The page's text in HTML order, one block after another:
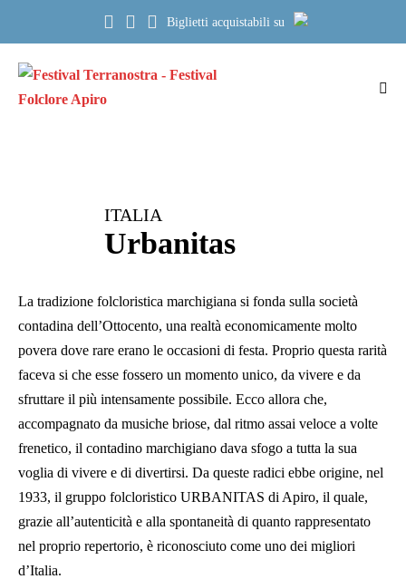
contenuto
Biglietti acquistabili su
ITALIA
Urbanitas
La tradizione folcloristica marchigiana si fonda sulla società
contadina dell’Ottocento, una realtà economicamente molto
povera dove rare erano le occasioni di festa. Proprio questa rarità
faceva si che esse fossero un momento unico, da vivere e da
sfruttare il più intensamente possibile. Ecco allora che,
accompagnato da musiche briose, dal ritmo assai veloce a volte
frenetico, il contadino marchigiano dava sfogo a tutta la sua
voglia di vivere e di divertirsi. Da queste radici ebbe origine, nel
1933, il gruppo folcloristico URBANITAS di Apiro, il quale,
grazie all’autenticità e alla spontaneità di quanto rappresentato
nel proprio repertorio, è riconosciuto come uno dei migliori
d’Italia.